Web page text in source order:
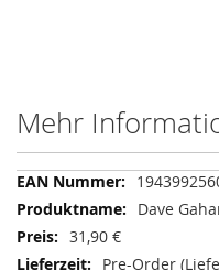
Mehr
Mehr
Informationen
Dave
31,90 €
Pre-Order